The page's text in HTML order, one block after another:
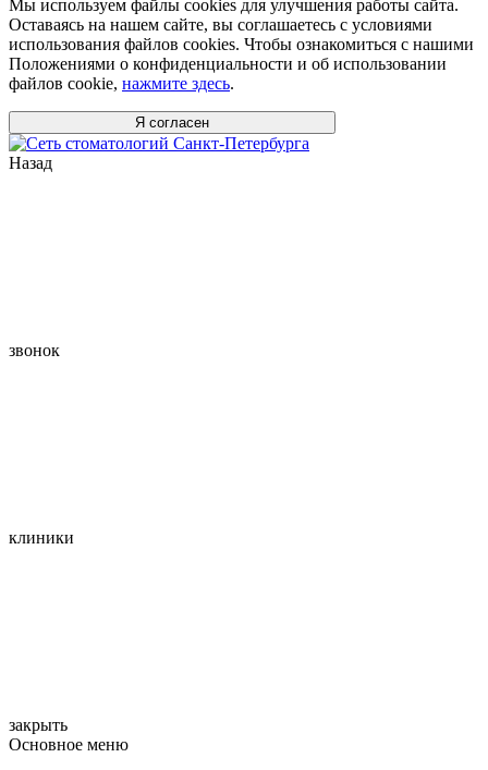
Мы используем файлы cookies для улучшения работы сайта.
Оставаясь на нашем сайте, вы соглашаетесь с условиями
использования файлов cookies. Чтобы ознакомиться с нашими
Положениями о конфиденциальности и об использовании
файлов cookie, нажмите здесь.
Я согласен
Назад
звонок
клиники
закрыть
Основное меню